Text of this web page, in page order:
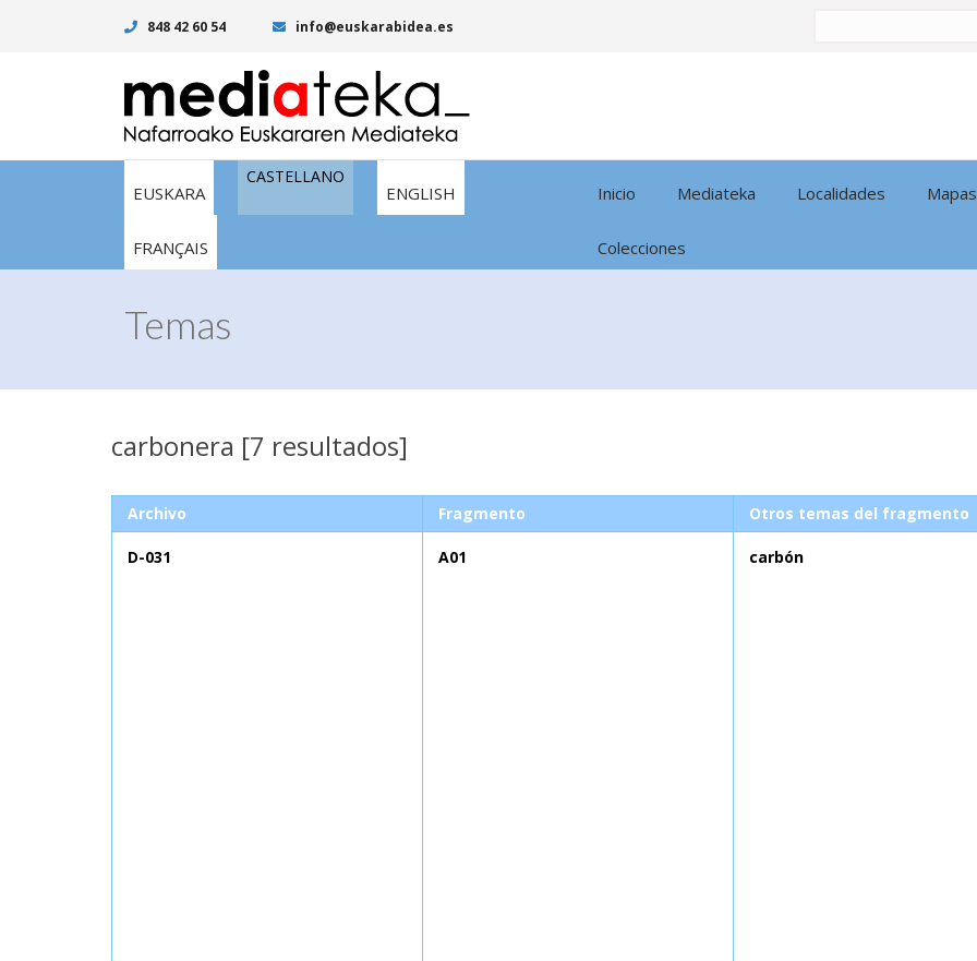
848 42 60 54 info@euskarabidea.es
EUSKARA
CASTELLANO
ENGLISH
FRANÇAIS
Inicio Mediateka Localidades Mapas
Colecciones
Temas
carbonera [7 resultados]
Archivo Fragmento Otros temas del fragmento
D-031 A01 carbón